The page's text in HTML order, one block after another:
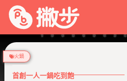
火鍋
首創一人一鍋吃到飽